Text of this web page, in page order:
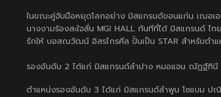
ในขณะคู่จับมือหยุดโลกอย่าง มิสแกรนด์ขอนแก่น เฌอเ
นางงามร้องสะใจลั่น MGI HALL ทันทีที่ได้ มิสแกรนด์ ไ
รักให้ บอสณวัฒน์ อิสรไกรศีล ปั้นเป็น STAR สำหรับตำ
รองอันดับ 2 ได้แก่ มิสแกรนด์ลำปาง หมอแจน ณัฏฐ์ฑิ
ตำแหน่งรองอันดับ 3 ได้แก่ มิสแกรนด์ลำพูน โซแบม ป